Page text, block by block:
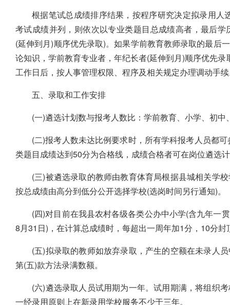
根据笔试总成绩排序结果，按程序研究决定拟录用
考试成绩并列，则依次以专业类题目总成绩高者，最后
(延伸到月)顺序优先录取)。如果学前教育教师录取的最后
论知识，学前教育专业者，年纪长者(延伸到月)顺序优先
工作日后，按人事管理权限、程序及相关规定办理调动手
五、录取和工作安排
(一)遴选计划数与报考人数比：学前教育、小学、初中
(二)报考人数未达比例要求时，所有学科报考人员都
类题目成绩达到50分为合格线，成绩合格者可在岗位遴选
(三)被遴选录取的教师由教育体育局根据县城相关学
按总成绩由高分到低分公开选择学校(选岗时间另行通知)。
(四)对目前在我县农村各级各类公办中小学(含九年一
8月31日)，在计算总成绩时，每超出一周年加1分，10分封
(五)拟录取的教师如放弃录取，产生的空额在未录人
第(五)款方法录满数额。
(六)遴选录取人员试用期为一年。试用期满，将组织
一经录用原则上在新录用学校服务不少于三年。